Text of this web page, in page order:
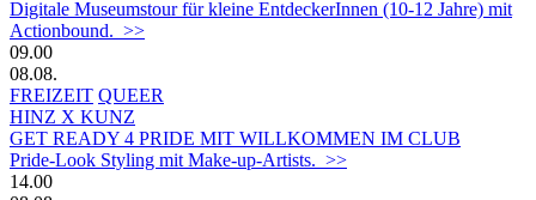
Digitale Museumstour für kleine EntdeckerInnen (10-12 Jahre) mit
Actionbound. >>
09.00
08.08.
FREIZEIT QUEER
HINZ X KUNZ
GET READY 4 PRIDE MIT WILLKOMMEN IM CLUB
Pride-Look Styling mit Make-up-Artists. >>
14.00